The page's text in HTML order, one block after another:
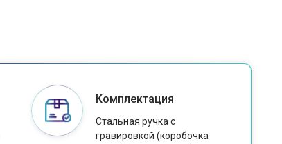
Комплектация
Стальная ручка с
гравировкой (коробочка